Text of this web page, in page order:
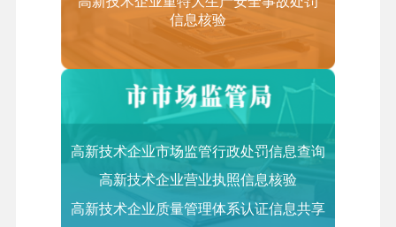
答：技术先进型服务业务领域范围（含服务贸易类）
的类别和适用范围如下（详见：《技术先进型服务业
务认定范围（试行）》）：
一、信息技术外包服务（ITO）
软件研发及开服务、软件技术服务
2.信息技术研发服务外包
集成电路和电子电路设计、测试平台
信息核验
高新技术企业市场监管行政处罚信息查询
高新技术企业营业执照信息核验
高新技术企业质量管理体系认证信息共享